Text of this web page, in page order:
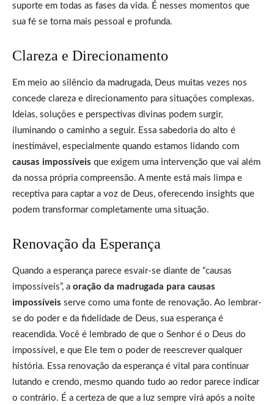
suporte em todas as fases da vida. É nesses momentos que
sua fé se torna mais pessoal e profunda.
Clareza e Direcionamento
Em meio ao silêncio da madrugada, Deus muitas vezes nos
concede clareza e direcionamento para situações complexas.
Ideias, soluções e perspectivas divinas podem surgir,
iluminando o caminho a seguir. Essa sabedoria do alto é
inestimável, especialmente quando estamos lidando com
causas impossíveis que exigem uma intervenção que vai além
da nossa própria compreensão. A mente está mais limpa e
receptiva para captar a voz de Deus, oferecendo insights que
podem transformar completamente uma situação.
Renovação da Esperança
Quando a esperança parece esvair-se diante de “causas
impossíveis”, a oração da madrugada para causas
impossíveis serve como uma fonte de renovação. Ao lembrar-
se do poder e da fidelidade de Deus, sua esperança é
reacendida. Você é lembrado de que o Senhor é o Deus do
impossível, e que Ele tem o poder de reescrever qualquer
história. Essa renovação da esperança é vital para continuar
lutando e crendo, mesmo quando tudo ao redor parece indicar
o contrário. É a certeza de que a luz sempre virá após a noite